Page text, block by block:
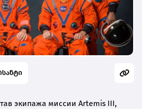
экипажа миссии Artemis III,